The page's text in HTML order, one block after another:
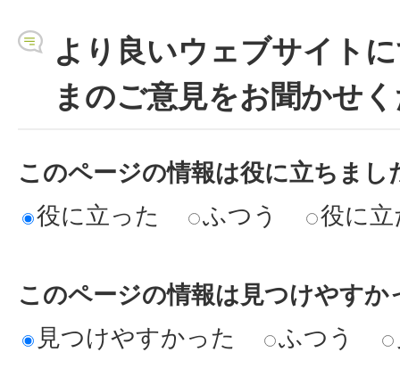
より良いウェブサイト
まのご意見をお聞かせ
このページの情報は役に立ちまし
役に立った
ふつう 役に
このページの情報は見つけやすか
見つけやすかった
ふつう